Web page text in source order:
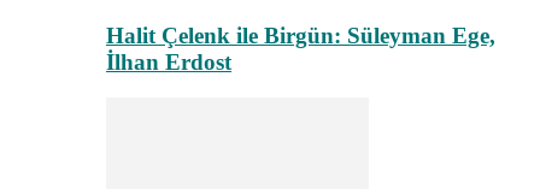
Halit Çelenk ile Birgün: Süleyman Ege,
İlhan Erdost